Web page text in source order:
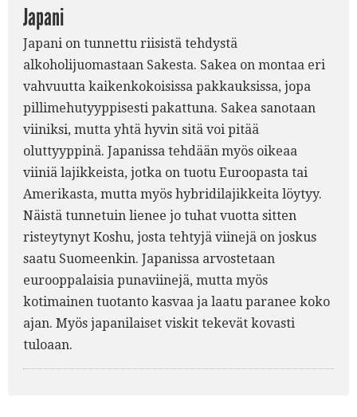
Japani
Japani on tunnettu riisistä tehdystä
alkoholijuomastaan Sakesta. Sakea on montaa eri
vahvuutta kaikenkokoisissa pakkauksissa, jopa
pillimehutyyppisesti pakattuna. Sakea sanotaan
viiniksi, mutta yhtä hyvin sitä voi pitää
oluttyyppinä. Japanissa tehdään myös oikeaa
viiniä lajikkeista, jotka on tuotu Euroopasta tai
Amerikasta, mutta myös hybridilajikkeita löytyy.
Näistä tunnetuin lienee jo tuhat vuotta sitten
risteytynyt Koshu, josta tehtyjä viinejä on joskus
saatu Suomeenkin. Japanissa arvostetaan
eurooppalaisia punaviinejä, mutta myös
kotimainen tuotanto kasvaa ja laatu paranee koko
ajan. Myös japanilaiset viskit tekevät kovasti
tuloaan.